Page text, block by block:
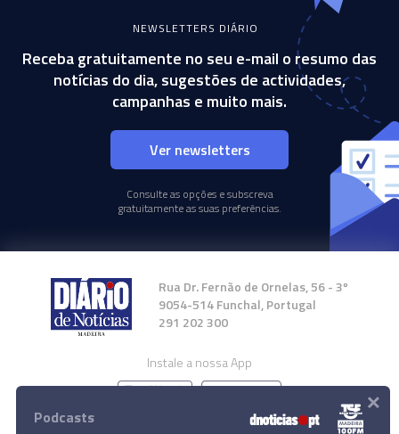
NEWSLETTERS DIÁRIO
Receba gratuitamente no seu e-mail o resumo das
notícias do dia, sugestões de actividades,
campanhas e muito mais.
Ver newsletters
Consulte as opções e subscreva
gratuitamente as suas preferências.
Rua Dr. Fernão de Ornelas, 56 - 3º
9054-514 Funchal, Portugal
291 202 300
Instale a nossa App
Podcasts ×